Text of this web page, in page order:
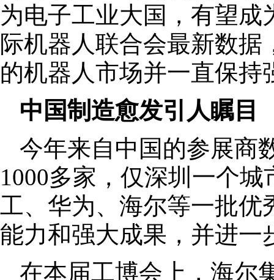
为电子工业大国，有望成
际机器人联合会最新数据
的机器人市场并一直保持
中国制造愈发引人瞩目
今年来自中国的参展商
1000多家，仅深圳一个
工、华为、海尔等一批优
能力和强大成果，并进一
在本届工博会上，海尔